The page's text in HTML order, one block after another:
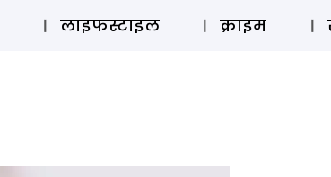
ऑडियो
लाइफस्टाइल क्राइम